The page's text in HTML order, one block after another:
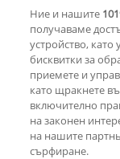
КОМЕНТАРИ
Ние и нашите
получаваме
устройство,
бисквитки за
приемете и
като щракнете
включително
на законен
на нашите
сърфиране.